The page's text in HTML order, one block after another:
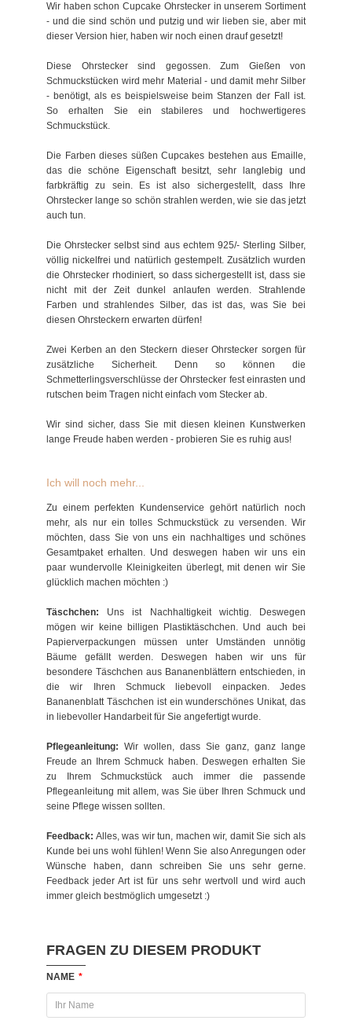
FRAGEN ZU DIESEM PRODUKT
NAME *
Wir haben schon Cupcake Ohrstecker in unserem Sortiment
- und die sind schön und putzig und wir lieben sie, aber mit
dieser Version hier, haben wir noch einen drauf gesetzt!
Diese Ohrstecker sind gegossen. Zum Gießen von
Schmuckstücken wird mehr Material - und damit mehr Silber
- benötigt, als es beispielsweise beim Stanzen der Fall ist.
So erhalten Sie ein stabileres und hochwertigeres
Schmuckstück.
Die Farben dieses süßen Cupcakes bestehen aus Emaille,
das die schöne Eigenschaft besitzt, sehr langlebig und
farbkräftig zu sein. Es ist also sichergestellt, dass Ihre
Ohrstecker lange so schön strahlen werden, wie sie das jetzt
auch tun.
Die Ohrstecker selbst sind aus echtem 925/- Sterling Silber,
völlig nickelfrei und natürlich gestempelt. Zusätzlich wurden
die Ohrstecker rhodiniert, so dass sichergestellt ist, dass sie
nicht mit der Zeit dunkel anlaufen werden. Strahlende
Farben und strahlendes Silber, das ist das, was Sie bei
diesen Ohrsteckern erwarten dürfen!
Zwei Kerben an den Steckern dieser Ohrstecker sorgen für
zusätzliche Sicherheit. Denn so können die
Schmetterlingsverschlüsse der Ohrstecker fest einrasten und
rutschen beim Tragen nicht einfach vom Stecker ab.
Wir sind sicher, dass Sie mit diesen kleinen Kunstwerken
lange Freude haben werden - probieren Sie es ruhig aus!
Ich will noch mehr...
Zu einem perfekten Kundenservice gehört natürlich noch
mehr, als nur ein tolles Schmuckstück zu versenden. Wir
möchten, dass Sie von uns ein nachhaltiges und schönes
Gesamtpaket erhalten. Und deswegen haben wir uns ein
paar wundervolle Kleinigkeiten überlegt, mit denen wir Sie
glücklich machen möchten :)
Täschchen: Uns ist Nachhaltigkeit wichtig. Deswegen
mögen wir keine billigen Plastiktäschchen. Und auch bei
Papierverpackungen müssen unter Umständen unnötig
Bäume gefällt werden. Deswegen haben wir uns für
besondere Täschchen aus Bananenblättern entschieden, in
die wir Ihren Schmuck liebevoll einpacken. Jedes
Bananenblatt Täschchen ist ein wunderschönes Unikat, das
in liebevoller Handarbeit für Sie angefertigt wurde.
Pflegeanleitung: Wir wollen, dass Sie ganz, ganz lange
Freude an Ihrem Schmuck haben. Deswegen erhalten Sie
zu Ihrem Schmuckstück auch immer die passende
Pflegeanleitung mit allem, was Sie über Ihren Schmuck und
seine Pflege wissen sollten.
Feedback: Alles, was wir tun, machen wir, damit Sie sich als
Kunde bei uns wohl fühlen! Wenn Sie also Anregungen oder
Wünsche haben, dann schreiben Sie uns sehr gerne.
Feedback jeder Art ist für uns sehr wertvoll und wird auch
immer gleich bestmöglich umgesetzt :)